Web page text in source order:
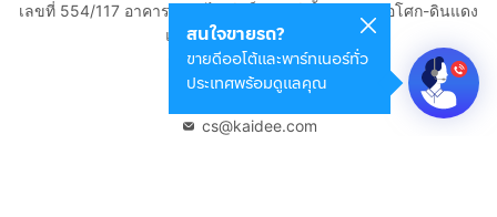
สนใจขายรถ?
ขายดีออโต้และพาร์ทเนอร์ทั่ว
ประเทศพร้อมดูแลคุณ
เลขที่ 554/117 อาคารสกายไนน์ เซ็นเตอร์ ชั้น 22 ถนนอโศก-ดินแดง
แขวงดินแดง เขตดินแดง
กรุงเทพมหานคร 10400
cs@kaidee.com